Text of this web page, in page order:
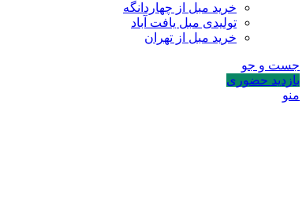
خرید مبل از چهاردانگه
تولیدی مبل یافت آباد
خرید مبل از تهران
جست و جو
بازدید حضوری
منو